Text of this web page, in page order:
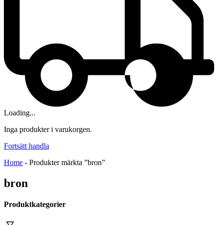
Loading...
Inga produkter i varukorgen.
Fortsätt handla
Home - Produkter märkta ”bron”
bron
Produktkategorier